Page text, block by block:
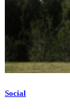
Social